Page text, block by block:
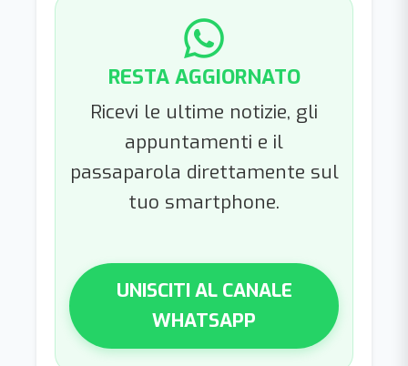
RESTA AGGIORNATO
Ricevi le ultime notizie, gli
appuntamenti e il
passaparola direttamente sul
tuo smartphone.
UNISCITI AL CANALE
WHATSAPP